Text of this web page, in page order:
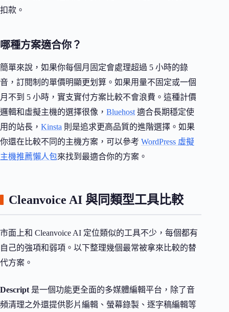
扣款。
哪種方案適合你？
簡單來說，如果你每個月固定會處理超過 5 小時的錄
音，訂閱制的單價明顯更划算。如果用量不固定或一個
月不到 5 小時，實支實付方案比較不會浪費。這種計價
邏輯和虛擬主機的選擇很像， Bluehost 適合長期穩定使
用的站長， Kinsta 則是追求更高品質的進階選擇。如果
你還在比較不同的主機方案，可以參考 WordPress 虛擬
主機推薦懶人包來找到最適合你的方案。
Cleanvoice AI 與同類型工具比較
市面上和 Cleanvoice AI 定位類似的工具不少，每個都有
自己的強項和弱項。以下整理幾個最常被拿來比較的替
代方案。
Descript 是一個功能更全面的多媒體編輯平台，除了音
頻清理之外還提供影片編輯、螢幕錄製、逐字稿編輯等